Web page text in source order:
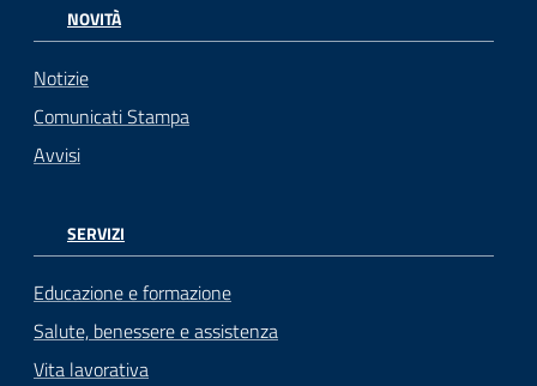
NOVITÀ
Notizie
Comunicati Stampa
Avvisi
SERVIZI
Educazione e formazione
Salute, benessere e assistenza
Vita lavorativa